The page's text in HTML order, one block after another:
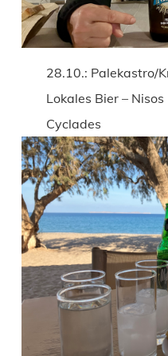
28.10.: Palekastro/
Lokales Bier –
Cyclades